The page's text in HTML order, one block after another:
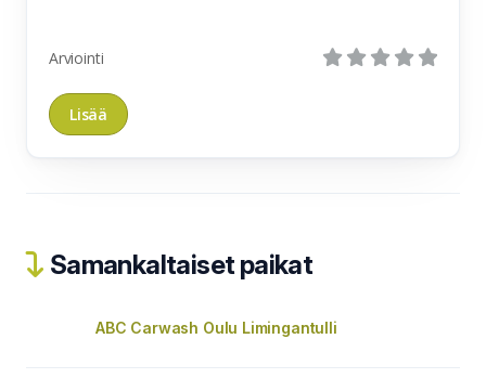
Arviointi
Samankaltaiset paikat
ABC Carwash Oulu Limingantulli